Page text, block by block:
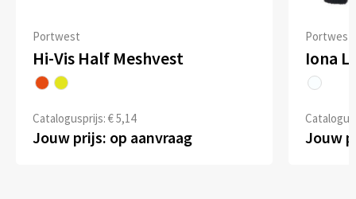
Portwest
Hi-Vis Half Meshvest
Catalogusprijs: € 5,14
Jouw prijs: op aanvraag
Portwest
Iona
Jouw